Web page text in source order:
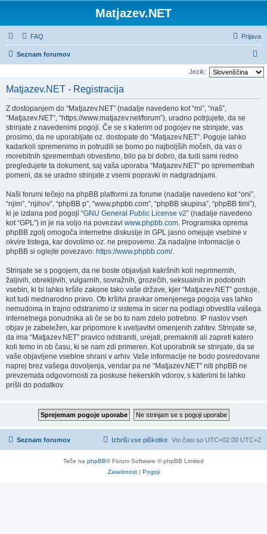
Matjazev.NET
FAQ Prijava
Seznam forumov
s
Jezik:
Matjazev.NET - Registracija
Z dostopanjem do “Matjazev.NET” (nadalje navedeno kot “mi”, “naš”,
“Matjazev.NET”, “https://www.matjazev.net/forum”), uradno potrjujete, da se
strinjate z navedenimi pogoji. Če se s katerim od pogojev ne strinjate, vas
prosimo, da ne uporabljate oz. dostopate do “Matjazev.NET”. Pogoje lahko
kadarkoli spremenimo in potrudili se bomo po najboljših močeh, da vas o
morebitnih spremembah obvestimo, bilo pa bi dobro, da tudi sami redno
pregledujete ta dokument, saj vaša uporaba “Matjazev.NET” po spremembah
pomeni, da se uradno strinjate z vsemi popravki in nadgradnjami.
Naši forumi tečejo na phpBB platformi za forume (nadalje navedeno kot “oni”,
“njim”, “njihov”, “phpBB p”, “www.phpbb.com”, “phpBB skupina”, “phpBB timi”),
ki je izdana pod pogoji “GNU General Public License v2” (nadalje navedeno
kot “GPL”) in je na voljo na povezavi www.phpbb.com. Programska oprema
phpBB zgolj omogoča internetne diskusije in GPL jasno omejuje vsebine v
okvire tistega, kar dovolimo oz. ne prepovemo. Za nadaljne informacije o
phpBB si oglejte povezavo: https://www.phpbb.com/.
Strinjate se s pogojem, da ne boste objavljali kakršnih koli neprimernih,
žaljivih, obrekljivih, vulgarnih, sovražnih, grozečih, seksualnih in podobnih
vsebin, ki bi lahko kršile zakone tako vaše države, kjer “Matjazev.NET” gostuje,
kot tudi mednarodno pravo. Ob kršitvi pravkar omenjenega pogoja vas lahko
nemudoma in trajno odstranimo iz sistema in sicer na podlagi obvestila vašega
internetnega ponudnika ali če se bo to nam zdelo potrebno. IP naslov vseh
objav je zabeležen, kar pripomore k uveljavitvi omenjenih zahtev. Strinjate se,
da ima “Matjazev.NET” pravico odstraniti, urejati, premakniti ali zapreti katero
koli temo in ob času, ki se nam zdi primeren. Kot uporabnik se strinjate, da se
vaše objavljene vsebine shrani v arhiv. Vaše informacije ne bodo posredovane
naprej brez vašega dovoljenja, vendar pa ne “Matjazev.NET” niti phpBB ne
prevzemata odgovornosti za poskuse hekerskih vdorov, s katerimi bi lahko
prišli do podatkov.
Seznam forumov Vsi časi so UTC+02:00 UTC+2
Izbriši vse piškotke
Teče na phpBB® Forum Software © phpBB Limited
Zasebnost| Pogoji